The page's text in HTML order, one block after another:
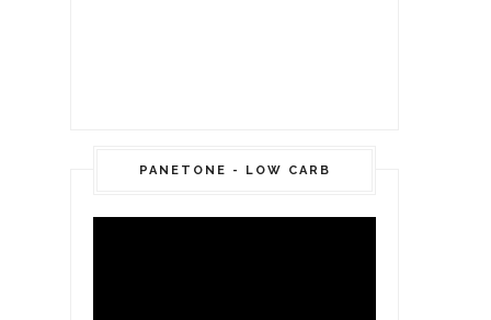
PANETONE - LOW CARB